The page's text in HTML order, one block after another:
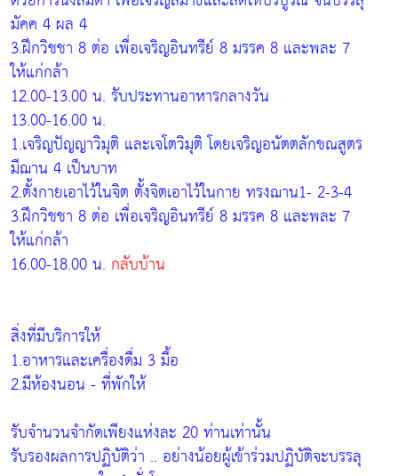
มัคค 4 ผล 4
3.ฝึกวิชชา 8 ต่อ เพื่อเจริญอินทรีย์ 8 มรรค 8 และพละ 7
ให้แก่กล้า
12.00-13.00 น. รับประทานอาหารกลางวัน
13.00-16.00 น.
1.เจริญปัญญาวิมุติ และเจโตวิมุติ โดยเจริญอนัตตลักขณสูตร
มีฌาน 4 เป็นบาท
2.ตั้งกายเอาไว้ในจิต ตั้งจิตเอาไว้ในกาย ทรงฌาน1- 2-3-4
3.ฝึกวิชชา 8 ต่อ เพื่อเจริญอินทรีย์ 8 มรรค 8 และพละ 7
ให้แก่กล้า
16.00-18.00 น. กลับบ้าน
สิ่งที่มีบริการให้
1.อาหารและเครื่องดื่ม 3 มื้อ
2.มีห้องนอน - ที่พักให้
รับจำนวนจำกัดเพียงแห่งละ 20 ท่านเท่านั้น
รับรองผลการปฏิบัติว่า .. อย่างน้อยผู้เข้าร่วมปฏิบัติจะบรรลุ